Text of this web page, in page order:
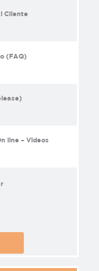
Cliente
(FAQ)
line – Videos